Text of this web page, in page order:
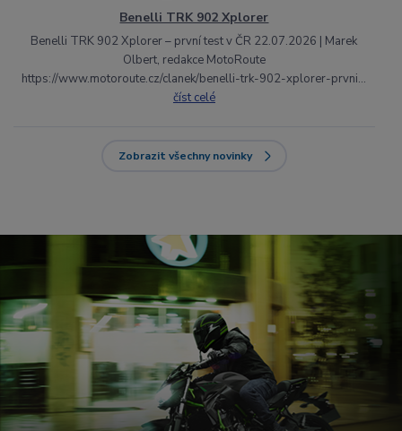
Benelli TRK 902 Xplorer
Benelli TRK 902 Xplorer – první test v ČR 22.07.2026 | Marek
Olbert, redakce MotoRoute
https://www.motoroute.cz/clanek/benelli-trk-902-xplorer-prvni...
číst celé
Zobrazit všechny novinky